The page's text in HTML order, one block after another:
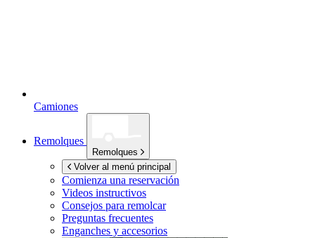
Camiones
Remolques
Remolques
Volver al menú principal
Comienza una reservación
Videos instructivos
Consejos para remolcar
Preguntas frecuentes
Enganches y accesorios